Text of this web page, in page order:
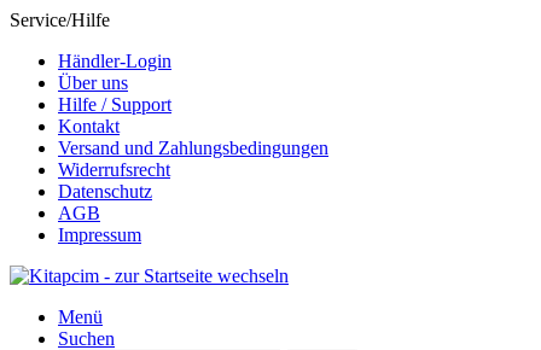
Service/Hilfe
Händler-Login
Über uns
Hilfe / Support
Kontakt
Versand und Zahlungsbedingungen
Widerrufsrecht
Datenschutz
AGB
Impressum
Menü
Suchen